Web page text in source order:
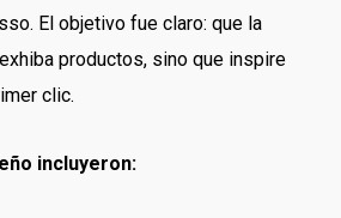
El objetivo fue claro: que la
productos, sino que inspire
clic.
incluyeron: